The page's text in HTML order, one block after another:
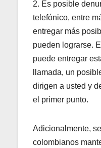
2. Es posible
telefónico, entre
entregar más
pueden lograrse.
puede entregar
llamada, un
dirigen a usted y
el primer punto.
Adicionalmente,
colombianos